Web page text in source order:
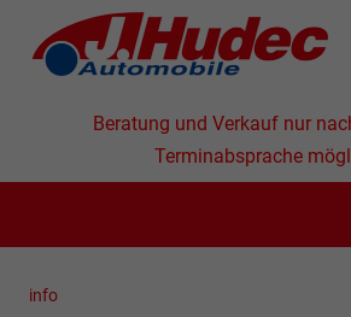
Beratung und Verkauf nur
Terminabsprache
info